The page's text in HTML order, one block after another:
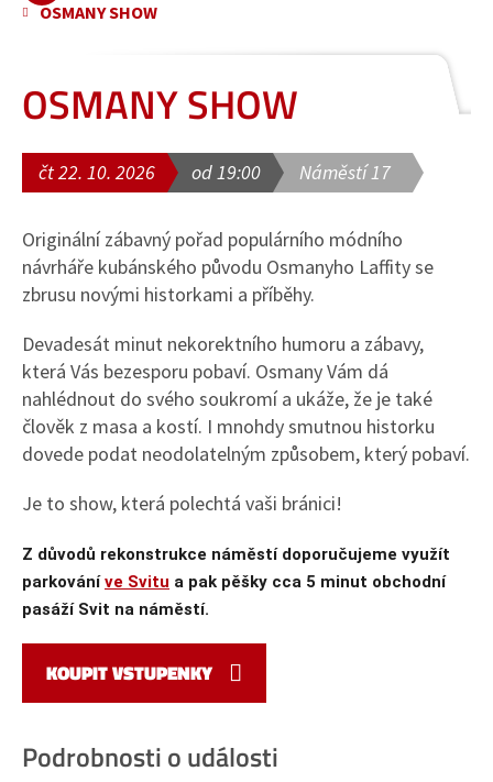
OSMANY SHOW
OSMANY SHOW
čt 22. 10. 2026 od 19:00 Náměstí 17
Originální zábavný pořad populárního módního
návrháře kubánského původu Osmanyho Laffity se
zbrusu novými historkami a příběhy.
Devadesát minut nekorektního humoru a zábavy,
která Vás bezesporu pobaví. Osmany Vám dá
nahlédnout do svého soukromí a ukáže, že je také
člověk z masa a kostí. I mnohdy smutnou historku
dovede podat neodolatelným způsobem, který pobaví.
Je to show, která polechtá vaši bránici!
Z důvodů rekonstrukce náměstí doporučujeme využít
parkováníve Svitu a pak pěšky cca 5 minut obchodní
pasáží Svit na náměstí.
KOUPIT VSTUPENKY
Podrobnosti o události